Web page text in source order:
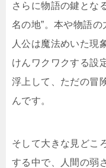
さらに物語の鍵とな
名の地”。本や物語
人公は魔法めいた現
けんワクワクする設
浮上して、ただの冒
んです。
そして大きな見どこ
する中で、人間の弱